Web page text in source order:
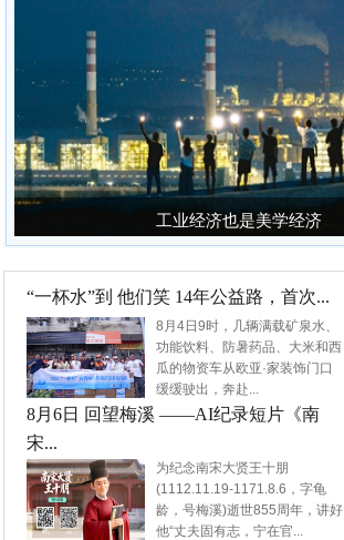
工业经济也是美学经济
“清凉”送给户外劳动者
工业经济也是美学经济
“一杯水”到 他们笑 14年公益路，首次...
8月4日9时，几辆满载矿泉水、
功能饮料、防暑药品、大米和西
瓜的物资车从欧亚·家装饰门口
缓缓驶出，奔赴...
8月6日 回望梅溪 ——AI纪录短片《南
宋...
为纪念南宋大贤王十朋
(1112.11.19-1171.8.6，字龟
龄，号梅溪)逝世855周年，讲好
他“丈夫固有志，宁在官...